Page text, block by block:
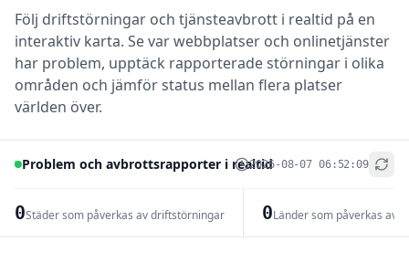
Följ driftstörningar och tjänsteavbrott i realtid på en
interaktiv karta. Se var webbplatser och onlinetjänster
har problem, upptäck rapporterade störningar i olika
områden och jämför status mellan flera platser
världen över.
Problem och avbrottsrapporter i realtid2026-08-07 06:52:09
0Städer som påverkas av driftstörningar 0Länder som påverkas av
+